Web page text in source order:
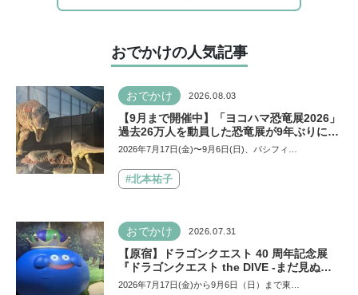
おでかけの人気記事
おでかけ 2026.08.03
【9月まで開催中】「ヨコハマ恐竜展2026」
過去26万人を動員した恐竜展が9年ぶりに復
活！ 夏休みのおでかけで楽しむポイントを
2026年7月17日(金)〜9月6日(日)、パシフィ…
#北本祐子
おでかけ 2026.07.31
【原宿】ドラゴンクエスト 40 周年記念展
『ドラゴンクエスト the DIVE -まだ見ぬ冒
険の舞台へ-』が原宿ハラカドに登場！ VR体
2026年7月17日(金)から9月6日（日）まで東…